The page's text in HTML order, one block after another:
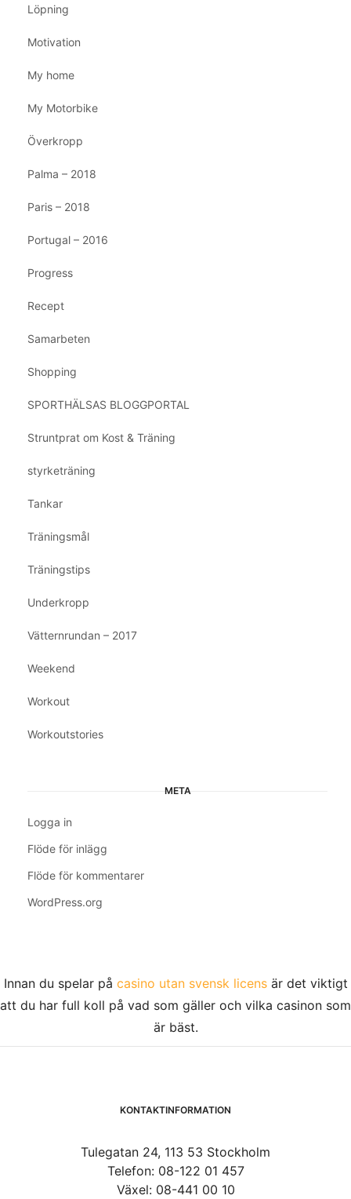
Löpning
Motivation
My home
My Motorbike
Överkropp
Palma – 2018
Paris – 2018
Portugal – 2016
Progress
Recept
Samarbeten
Shopping
SPORTHÄLSAS BLOGGPORTAL
Struntprat om Kost & Träning
styrketräning
Tankar
Träningsmål
Träningstips
Underkropp
Vätternrundan – 2017
Weekend
Workout
Workoutstories
META
Logga in
Flöde för inlägg
Flöde för kommentarer
WordPress.org
Innan du spelar på casino utan svensk licensär det viktigt
att du har full koll på vad som gäller och vilka casinon som
är bäst.
KONTAKTINFORMATION
Tulegatan 24, 113 53 Stockholm
Telefon: 08-122 01 457
Växel: 08-441 00 10